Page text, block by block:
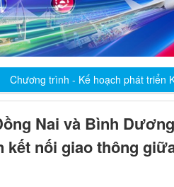
Chương trình - Kế hoạch phát triển
Nai và Bình
kết nối giao thông